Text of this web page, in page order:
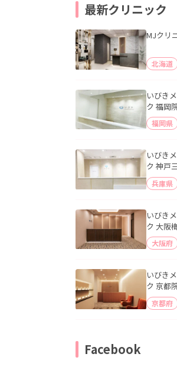
最新クリニック
MJクリ
北海道
いびき
ク 福岡
福岡県
いびき
ク 神戸
兵庫県
いびき
ク 大阪
大阪府
いびき
ク 京都
京都府
Facebook